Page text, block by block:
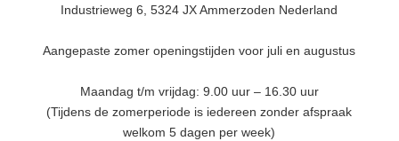
Industrieweg 6, 5324 JX Ammerzoden Nederland
Aangepaste zomer openingstijden voor juli en augustus
Maandag t/m vrijdag: 9.00 uur – 16.30 uur
(Tijdens de zomerperiode is iedereen zonder afspraak
welkom 5 dagen per week)